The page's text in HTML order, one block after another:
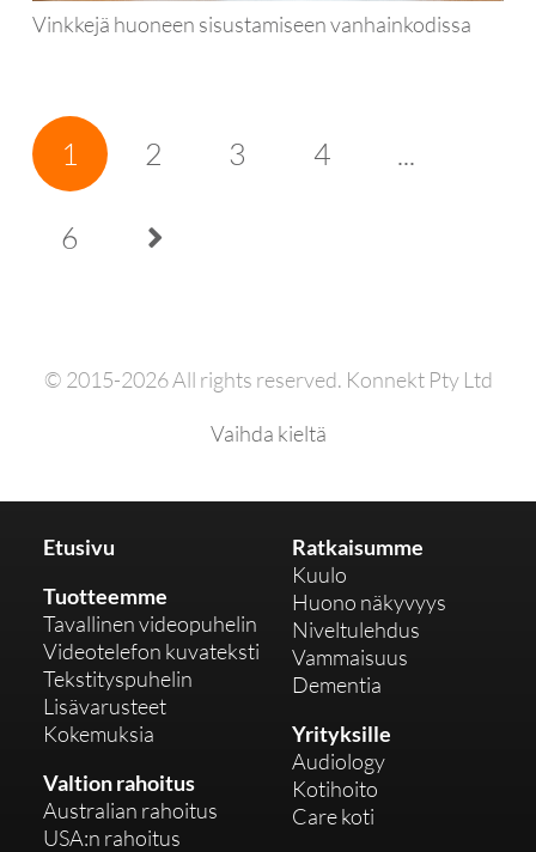
Vinkkejä huoneen sisustamiseen vanhainkodissa
1 2 3 4 ...
6
© 2015-2026 All rights reserved. Konnekt Pty Ltd
Vaihda kieltä
Etusivu
Tuotteemme
Tavallinen videopuhelin
Videotelefon kuvateksti
Tekstityspuhelin
Lisävarusteet
Kokemuksia
Valtion rahoitus
Australian rahoitus
USA:n rahoitus
Ratkaisumme
Kuulo
Huono näkyvyys
Niveltulehdus
Vammaisuus
Dementia
Yrityksille
Audiology
Kotihoito
Care koti